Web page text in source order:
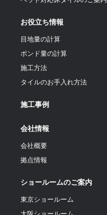
お役立ち情報
目地量の計算
ポンド量の計算
施工方法
タイルのお手入れ方法
施工事例
会社情報
会社概要
拠点情報
ショールームのご案内
東京ショールーム